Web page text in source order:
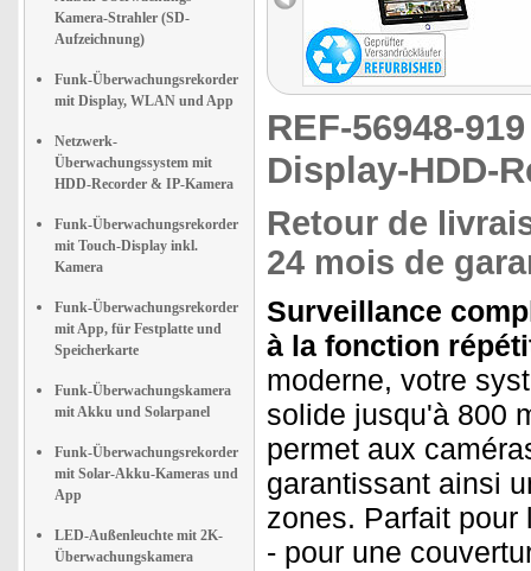
Kamera-Strahler (SD-
Aufzeichnung)
Funk-Überwachungsrekorder
mit Display, WLAN und App
Netzwerk-
Überwachungssystem mit
HDD-Recorder & IP-Kamera
Funk-Überwachungsrekorder
mit Touch-Display inkl.
Kamera
Funk-Überwachungsrekorder
mit App, für Festplatte und
Speicherkarte
Funk-Überwachungskamera
mit Akku und Solarpanel
Funk-Überwachungsrekorder
mit Solar-Akku-Kameras und
App
LED-Außenleuchte mit 2K-
Überwachungskamera
REF-56948-
Display-HDD-
Retour de
24 mois de
Surveillance
à la fonction
moderne, votre
solide jusqu'à 800
permet aux
garantissant ainsi
zones. Parfait
- pour une